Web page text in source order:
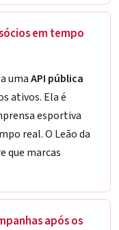
em tempo
umaAPI pública
ativos. Ela é
esportiva
real. O Leão da
que marcas
após os